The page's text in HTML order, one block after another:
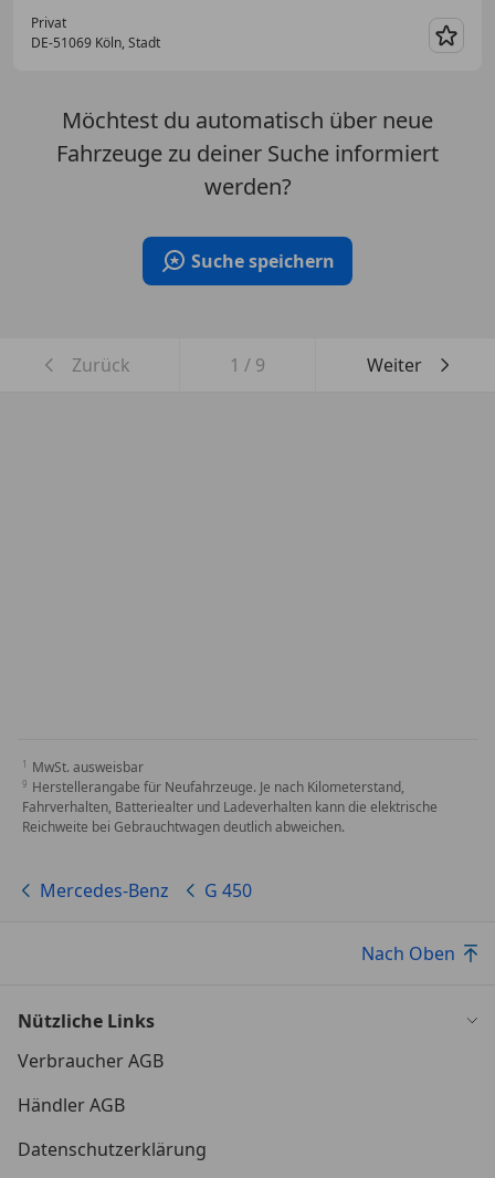
Privat
DE-51069 Köln, Stadt
Möchtest du automatisch über neue
Fahrzeuge zu deiner Suche informiert
werden?
Suche speichern
Zurück 1 / 9 Weiter
MwSt. ausweisbar
Herstellerangabe für Neufahrzeuge. Je nach Kilometerstand,
Fahrverhalten, Batteriealter und Ladeverhalten kann die elektrische
Reichweite bei Gebrauchtwagen deutlich abweichen.
Mercedes-Benz G 450
Nach Oben
Nützliche Links
Verbraucher AGB
Händler AGB
Datenschutzerklärung